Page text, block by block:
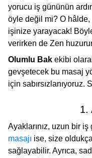
yorucu iş gününün
öyle değil mi? O
işinize yarayacak!
verirken de Zen
Olumlu Bak ekibi
gevşetecek bu masaj
için sabırsızlanıyoruz.
1.
Ayaklarınız, uzun bir
masajı ise, size
sağlayabilir. Ayrıca,